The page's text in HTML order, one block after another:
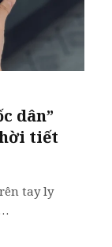
dân”
tiết
tay ly